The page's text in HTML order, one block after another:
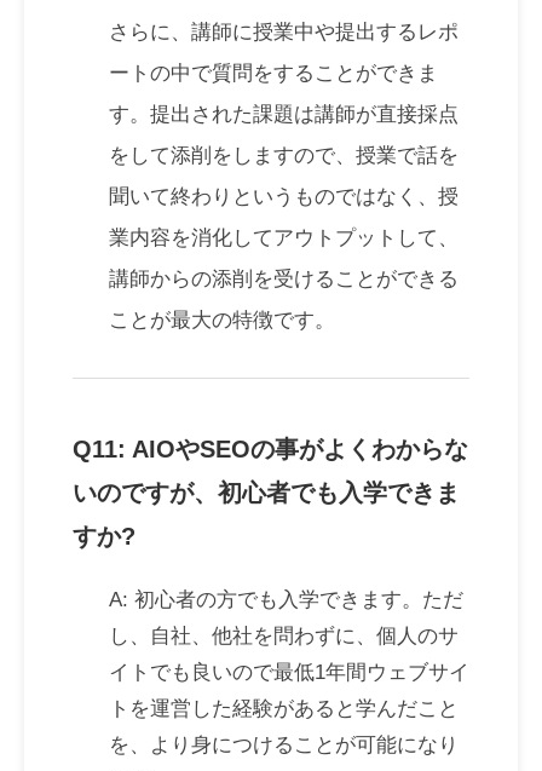
さらに、講師に授業中や提出するレポ
ートの中で質問をすることができま
す。提出された課題は講師が直接採点
をして添削をしますので、授業で話を
聞いて終わりというものではなく、授
業内容を消化してアウトプットして、
講師からの添削を受けることができる
ことが最大の特徴です。
Q11: AIOやSEOの事がよくわからな
いのですが、初心者でも入学できま
すか?
A: 初心者の方でも入学できます。ただ
し、自社、他社を問わずに、個人のサ
イトでも良いので最低1年間ウェブサイ
トを運営した経験があると学んだこと
を、より身につけることが可能になり